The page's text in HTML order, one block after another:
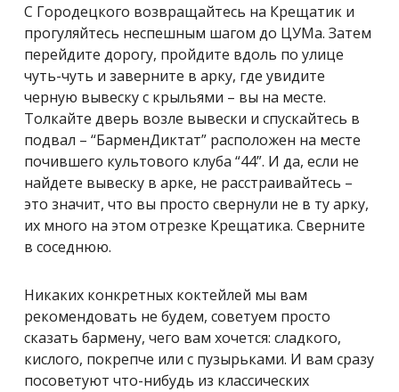
С Городецкого возвращайтесь на Крещатик и
прогуляйтесь неспешным шагом до ЦУМа. Затем
перейдите дорогу, пройдите вдоль по улице
чуть-чуть и заверните в арку, где увидите
черную вывеску с крыльями – вы на месте.
Толкайте дверь возле вывески и спускайтесь в
подвал – “БарменДиктат” расположен на месте
почившего культового клуба “44”. И да, если не
найдете вывеску в арке, не расстраивайтесь –
это значит, что вы просто свернули не в ту арку,
их много на этом отрезке Крещатика. Сверните
в соседнюю.
Никаких конкретных коктейлей мы вам
рекомендовать не будем, советуем просто
сказать бармену, чего вам хочется: сладкого,
кислого, покрепче или с пузырьками. И вам сразу
посоветуют что-нибудь из классических